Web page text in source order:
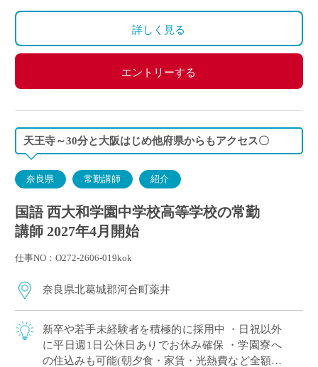
・土曜日、日曜日、祝日、その他学校スケジュールに
詳しく見る
エントリーする
天王寺～30分と大阪はじめ他府県からもアクセス〇
奈良県 常勤講師 紹介
国語 西大和学園中学校高等学校の常勤
講師 2027年4月開始
仕事NO：O272-2606-019kok
奈良県北葛城郡河合町薬井
新卒や若手未経験者を積極的に採用中 ・日祝以外
に平日週1日公休日ありでお休み確保 ・学園寮へ
の住込みも可能(朝夕食・家賃・光熱費など全額学